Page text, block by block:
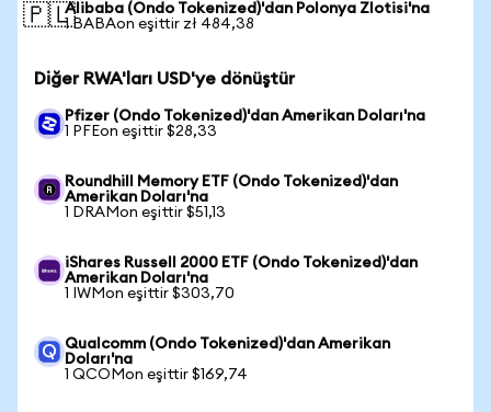
🇵🇱Alibaba (Ondo Tokenized)'dan Polonya Zlotisi'na
1 BABAon eşittir zł 484,38
Diğer RWA'ları USD'ye dönüştür
Pfizer (Ondo Tokenized)'dan Amerikan Doları'na
1 PFEon eşittir $28,33
Roundhill Memory ETF (Ondo Tokenized)'dan
Amerikan Doları'na
1 DRAMon eşittir $51,13
iShares Russell 2000 ETF (Ondo Tokenized)'dan
Amerikan Doları'na
1 IWMon eşittir $303,70
Qualcomm (Ondo Tokenized)'dan Amerikan
Doları'na
1 QCOMon eşittir $169,74